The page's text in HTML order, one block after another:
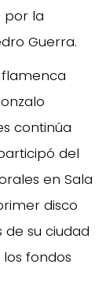
por la
Guerra.
continúa
del
en Sala
disco
de su ciudad
fondos